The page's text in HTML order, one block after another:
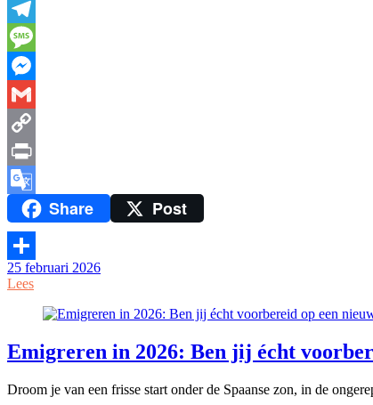
WhatsApp
Telegram
Message
Messenger
Gmail
Copy
Link
Print
Google
Translate
Share Post
Delen
25 februari 2026
Lees
Emigreren in 2026: Ben jij écht
Droom je van een frisse start onder de Spaanse zon, in de